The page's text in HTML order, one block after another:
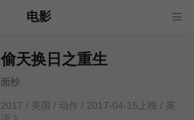
电影
偷天换日之重生
面纱
2017 / 美国 / 动作 / 2017-04-15上映 / 英